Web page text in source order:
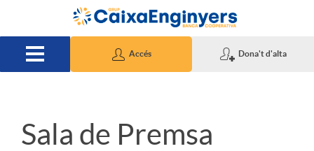
Salta al contingut principal
Accés Dona't d'alta
S
Sala de Premsa